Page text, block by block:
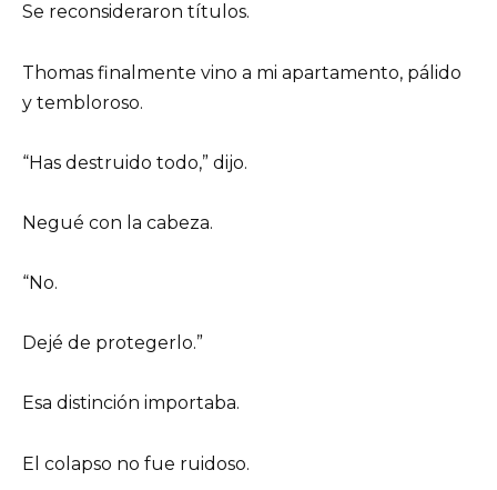
Se reconsideraron títulos.
Thomas finalmente vino a mi apartamento, pálido
y tembloroso.
“Has destruido todo,” dijo.
Negué con la cabeza.
“No.
Dejé de protegerlo.”
Esa distinción importaba.
El colapso no fue ruidoso.